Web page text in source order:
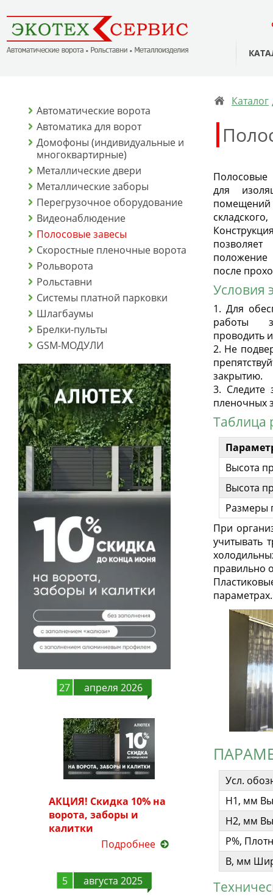
Автоматические ворота
Автоматика для ворот
Домофоны (индивидуальные и
многоквартирные)
Металлические двери
Металлические заборы
Перегрузочное оборудование
Видеонаблюдение
Полосовые завесы
Скоростные пленочные ворота
Рольворота
Рольставни
Системы платной парковки
Шлагбаумы
Брелки-пульты
GSM-МОДУЛИ
27 апреля 2026
АКЦИЯ! Скидка 10% на
ворота, заборы и
калитки
Подробнее
5 августа 2025
Каталог
для
после
Условия
1. Для
работы
проводить
2. Не
закрытию.
3. Следите
пленочных
Таблица
Высота
Высота
Размеры
При
учитывать
правильно
параметрах.
Усл.
H1, мм
H2, мм
P%,
B, мм